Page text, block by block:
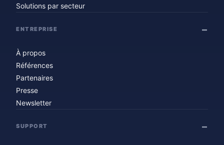
Solutions par secteur
ENTREPRISE
À propos
Références
Partenaires
Presse
Newsletter
SUPPORT